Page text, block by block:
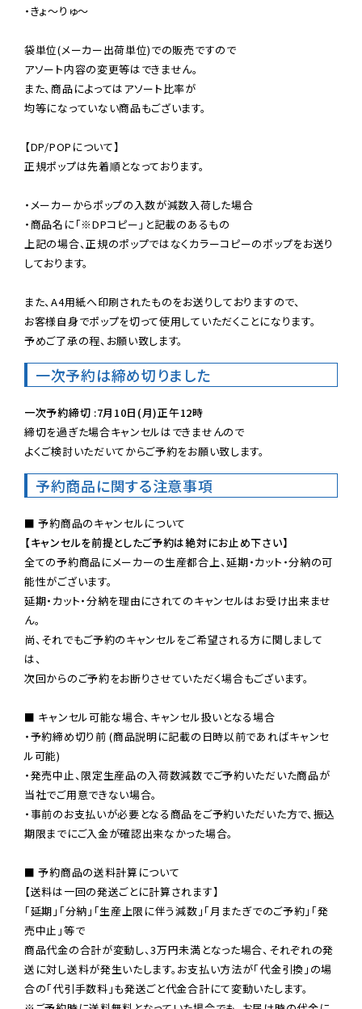
・きょ〜りゅ〜
袋単位(メーカー出荷単位)での販売ですので
アソート内容の変更等はできません。
また、商品によってはアソート比率が
均等になっていない商品もございます。
【DP/POPについて】
正規ポップは先着順となっております。
・メーカーからポップの入数が減数入荷した場合
・商品名に「※DPコピー」と記載のあるもの
上記の場合、正規のポップではなくカラーコピーのポップをお送り
しております。
また、A4用紙へ印刷されたものをお送りしておりますので、
お客様自身でポップを切って使用していただくことになります。
予めご了承の程、お願い致します。
一次予約は締め切りました
一次予約締切 :7月10日(月)正午12時
締切を過ぎた場合キャンセルはできませんので
よくご検討いただいてからご予約をお願い致します。
予約商品に関する注意事項
【キャンセルを前提としたご予約は絶対にお止め下さい】
全ての予約商品にメーカーの生産都合上、延期・カット・分納の可
能性がございます。
延期・カット・分納を理由にされてのキャンセルはお受け出来ませ
ん。
尚、それでもご予約のキャンセルをご希望される方に関しまして
は、
次回からのご予約をお断りさせていただく場合もございます。
■ キャンセル可能な場合、キャンセル扱いとなる場合
・予約締め切り前 (商品説明に記載の日時以前であればキャンセ
ル可能)
・発売中止、限定生産品の入荷数減数でご予約いただいた商品が
当社でご用意できない場合。
・事前のお支払いが必要となる商品をご予約いただいた方で、振込
期限までにご入金が確認出来なかった場合。
■ 予約商品の送料計算について
【送料は一回の発送ごとに計算されます】
「延期」「分納」「生産上限に伴う減数」「月またぎでのご予約」「発
売中止」等で
商品代金の合計が変動し、3万円未満となった場合、それぞれの発
送に対し送料が発生いたします。お支払い方法が「代金引換」の場